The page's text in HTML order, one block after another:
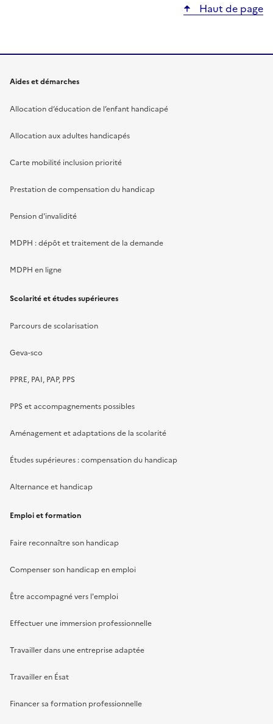
Haut de page
Aides et démarches
Allocation d’éducation de l’enfant handicapé
Allocation aux adultes handicapés
Carte mobilité inclusion priorité
Prestation de compensation du handicap
Pension d'invalidité
MDPH : dépôt et traitement de la demande
MDPH en ligne
Scolarité et études supérieures
Parcours de scolarisation
Geva-sco
PPRE, PAI, PAP, PPS
PPS et accompagnements possibles
Aménagement et adaptations de la scolarité
Études supérieures : compensation du handicap
Alternance et handicap
Emploi et formation
Faire reconnaître son handicap
Compenser son handicap en emploi
Être accompagné vers l'emploi
Effectuer une immersion professionnelle
Travailler dans une entreprise adaptée
Travailler en Ésat
Financer sa formation professionnelle